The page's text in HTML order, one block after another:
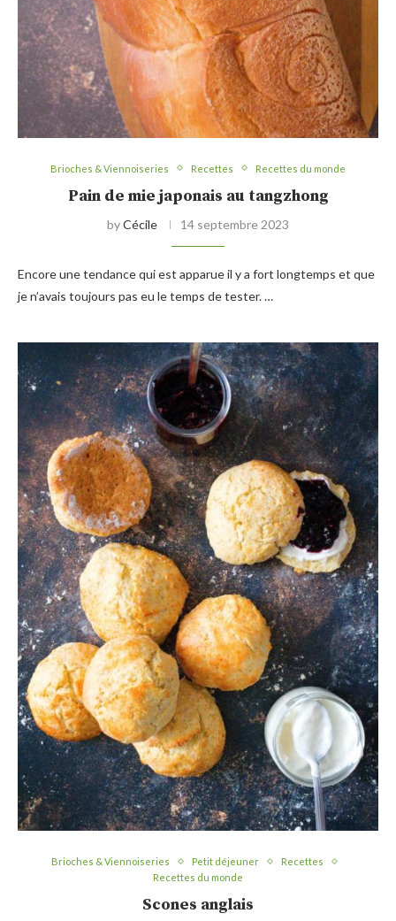
Brioches & Viennoiseries Recettes Recettes du monde
Pain de mie japonais au tangzhong
byCécile 14 septembre 2023
Encore une tendance qui est apparue il y a fort longtemps et que
je n’avais toujours pas eu le temps de tester. …
Brioches & Viennoiseries Petit déjeuner
Recettes
Recettes du monde
Scones anglais